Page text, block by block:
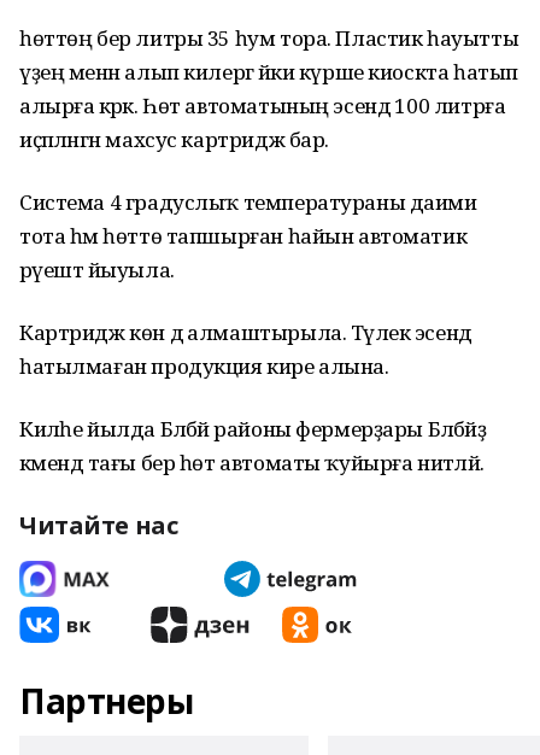
һөттөң бер литры 35 һум тора. Пластик һауытты
үҙең менән алып килергә йәки күрше киоскта һатып
алырға кәрәк. Һөт автоматының эсендә 100 литрға
иҫәпләнгән махсус картридж бар.
Система 4 градуслыҡ температураны даими
тота һәм һөттө тапшырған һайын автоматик
рәүештә йыуыла.
Картридж көн дә алмаштырыла. Тәүлек эсендә
һатылмаған продукция кире алына.
Киләһе йылда Бәләбәй районы фермерҙары Бәләбәйҙә
кәмендә тағы бер һөт автоматы ҡуйырға ниәтләй.
Читайте нас
Партнеры